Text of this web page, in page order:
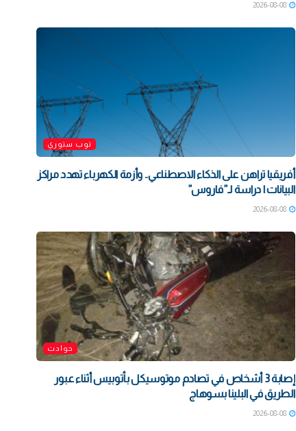
2026-08-08
توب ستوري
أفريقيا تراهن على الذكاء الاصطناعي.. وأزمة الكهرباء تهدد مراكز
البيانات | دراسة لـ”فاروس”
2026-08-08
حوادث
إصابة 3 أشخاص في تصادم موتوسيكل بأتوبيس أثناء عبور
الطريق في البلينا بسوهاج
2026-08-08